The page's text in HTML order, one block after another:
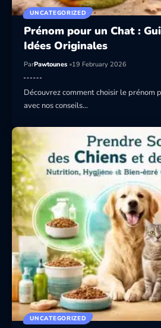
UNCATEGORIZED
Prénom pour un Chat :
Idées Originales
ParPawtounes 19 February 2026
Découvrez comment choisir le prénom
avec nos conseils…
UNCATEGORIZED